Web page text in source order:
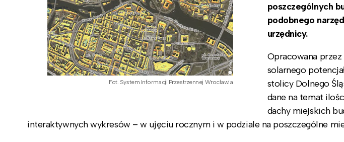
Fot. System Informacji Przestrzennej Wrocławia
poszczególnych
podobnego
urzędnicy.
Opracowana przez
solarnego
stolicy Dolnego
dane na temat
dachy miejskich
interaktywnych wykresów – w ujęciu rocznym i w podziale na poszczególne